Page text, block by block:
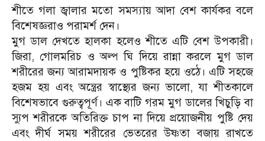
শীতে গলা জ্বালার মতো সমস্যায় আদা বেশ কার্যকর বলে
বিশেষজ্ঞরাও পরামর্শ দেন।
মুগ ডাল দেখতে হালকা হলেও শীতে এটি বেশ উপকারী।
জিরা, গোলমরিচ ও অল্প ঘি দিয়ে রান্না করলে মুগ ডাল
শরীরের জন্য আরামদায়ক ও পুষ্টিকর হয়ে ওঠে। এটি সহজে
হজম হয় এবং অন্ত্রের স্বাস্থ্যের জন্য ভালো, যা শীতকালে
বিশেষভাবে গুরুত্বপূর্ণ। এক বাটি গরম মুগ ডালের খিচুড়ি বা
স্যুপ শরীরকে অতিরিক্ত চাপ না দিয়ে প্রয়োজনীয় পুষ্টি দেয়
এবং দীর্ঘ সময় শরীরের ভেতরের উষ্ণতা বজায় রাখতে